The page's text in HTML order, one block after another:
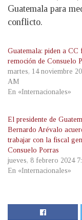
Guatemala para
conflicto.
Guatemala: piden a CC
remoción de Consuelo
martes, 14 noviembre
AM
En «Internacionales»
El presidente de
Bernardo Arévalo
trabajar con la fiscal
Consuelo Porras
jueves, 8 febrero 2024
En «Internacionales»